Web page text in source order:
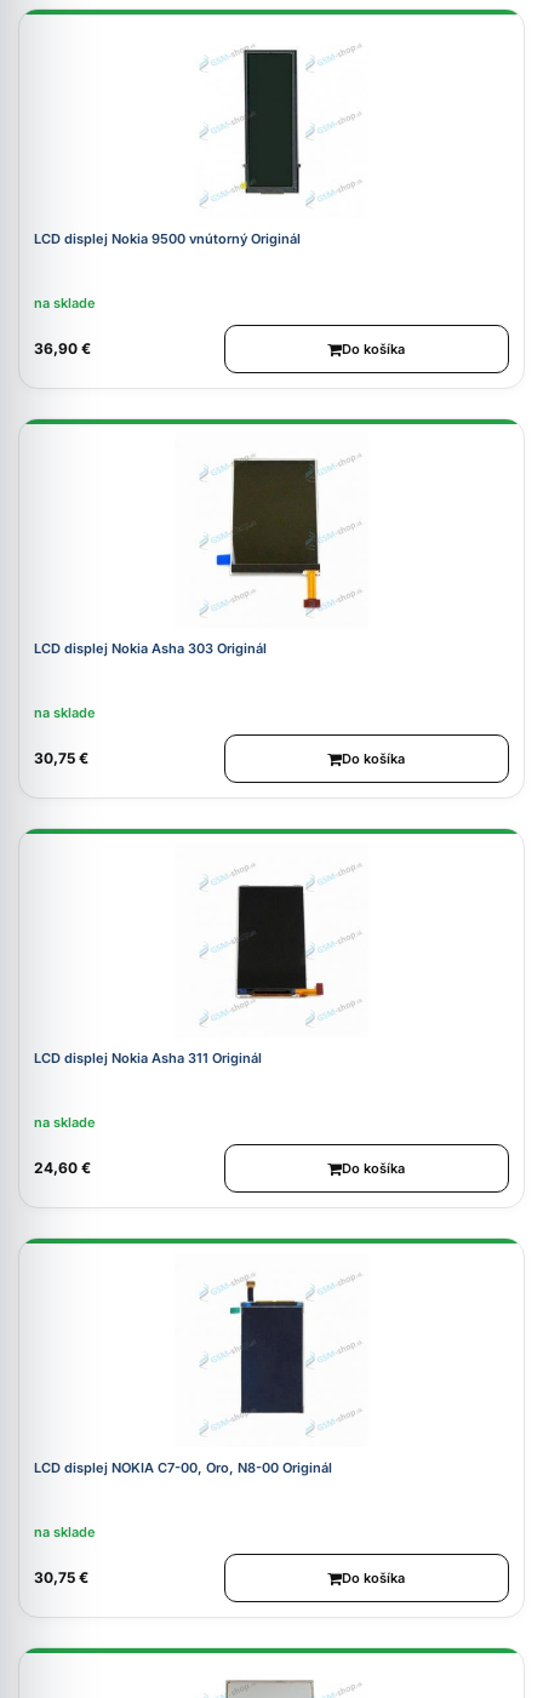
LCD displej Nokia 9500 vnútorný Originál
na sklade
36,90 € Do košíka
LCD displej Nokia Asha 303 Originál
na sklade
30,75 € Do košíka
LCD displej Nokia Asha 311 Originál
na sklade
24,60 € Do košíka
LCD displej NOKIA C7-00, Oro, N8-00 Originál
na sklade
30,75 € Do košíka